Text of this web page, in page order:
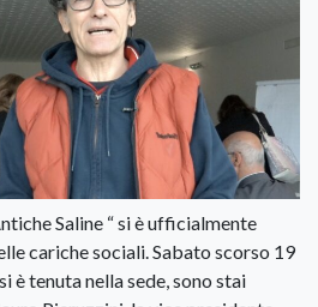
Saline “ si è ufficialmente
cariche sociali. Sabato scorso 19
è tenuta nella sede, sono stai